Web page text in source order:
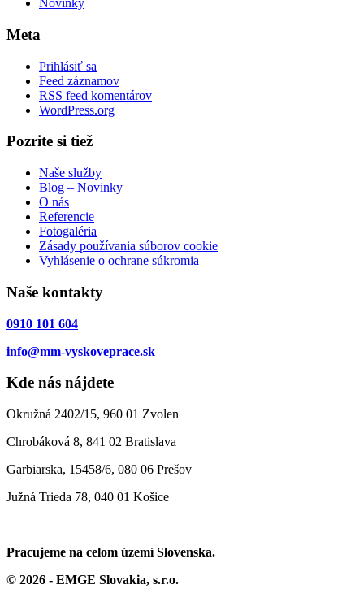
Novinky
Meta
Prihlásiť sa
Feed záznamov
RSS feed komentárov
WordPress.org
Pozrite si tiež
Naše služby
Blog – Novinky
O nás
Referencie
Fotogaléria
Zásady používania súborov cookie
Vyhlásenie o ochrane súkromia
Naše kontakty
0910 101 604
info@mm-vyskoveprace.sk
Kde nás nájdete
Okružná 2402/15, 960 01 Zvolen
Chrobáková 8, 841 02 Bratislava
Garbiarska, 15458/6, 080 06 Prešov
Južná Trieda 78, 040 01 Košice
Pracujeme na celom území Slovenska.
© 2026 - EMGE Slovakia, s.r.o.